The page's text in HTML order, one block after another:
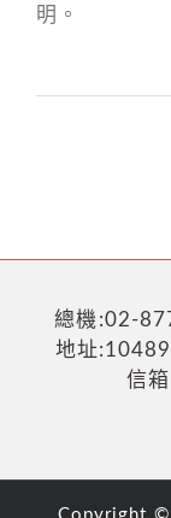
明。
總機:02-
地址
信